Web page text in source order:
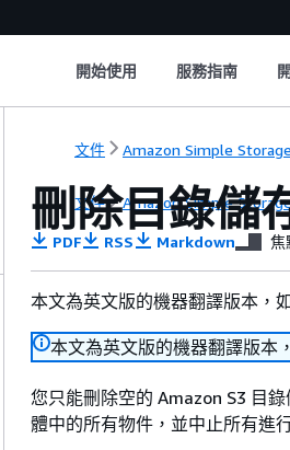
開始使用 服務指南
文件 Amazon Simple
文件 Amazon Simple
刪除目錄儲
PDF RSS Markdown 焦
本文為英文版的機器翻譯版本，
本文為英文版的機器翻譯版本
您只能刪除空的 Amazon S3 目
體中的所有物件，並中止所有進